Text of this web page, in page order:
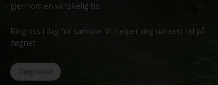
gjennom en vanskelig tid.
Ring oss i dag for samtale. Vi hjelper deg uansett tid på
døgnet.
Døgnvakt